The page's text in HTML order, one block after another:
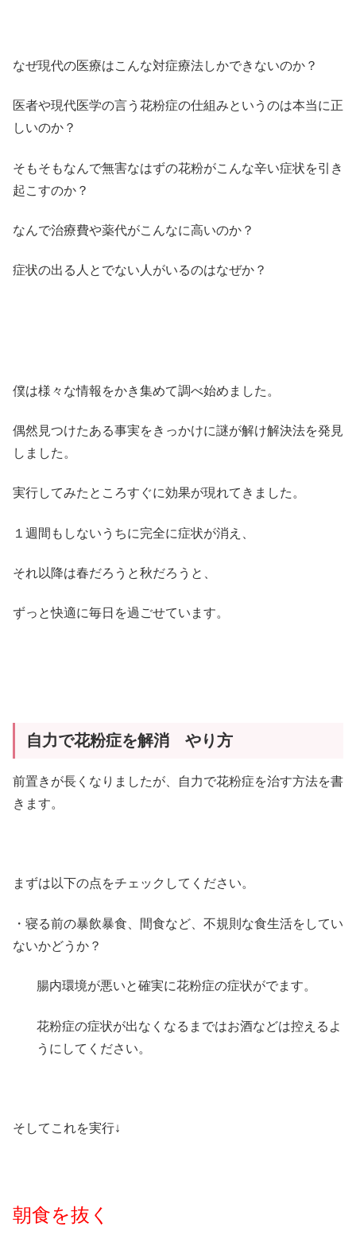
なぜ現代の医療はこんな対症療法しかできないのか？
医者や現代医学の言う花粉症の仕組みというのは本当に正
しいのか？
そもそもなんで無害なはずの花粉がこんな辛い症状を引き
起こすのか？
なんで治療費や薬代がこんなに高いのか？
症状の出る人とでない人がいるのはなぜか？
僕は様々な情報をかき集めて調べ始めました。
偶然見つけたある事実をきっかけに謎が解け解決法を発見
しました。
実行してみたところすぐに効果が現れてきました。
１週間もしないうちに完全に症状が消え、
それ以降は春だろうと秋だろうと、
ずっと快適に毎日を過ごせています。
自力で花粉症を解消 やり方
前置きが長くなりましたが、自力で花粉症を治す方法を書
きます。
まずは以下の点をチェックしてください。
・寝る前の暴飲暴食、間食など、不規則な食生活をしてい
ないかどうか？
腸内環境が悪いと確実に花粉症の症状がでます。
花粉症の症状が出なくなるまではお酒などは控えるよ
うにしてください。
そしてこれを実行↓
朝食を抜く